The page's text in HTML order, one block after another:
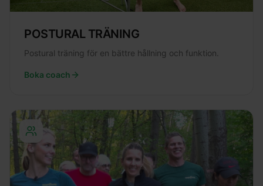
POSTURAL TRÄNING
Postural träning för en bättre hållning och funktion.
Boka coach